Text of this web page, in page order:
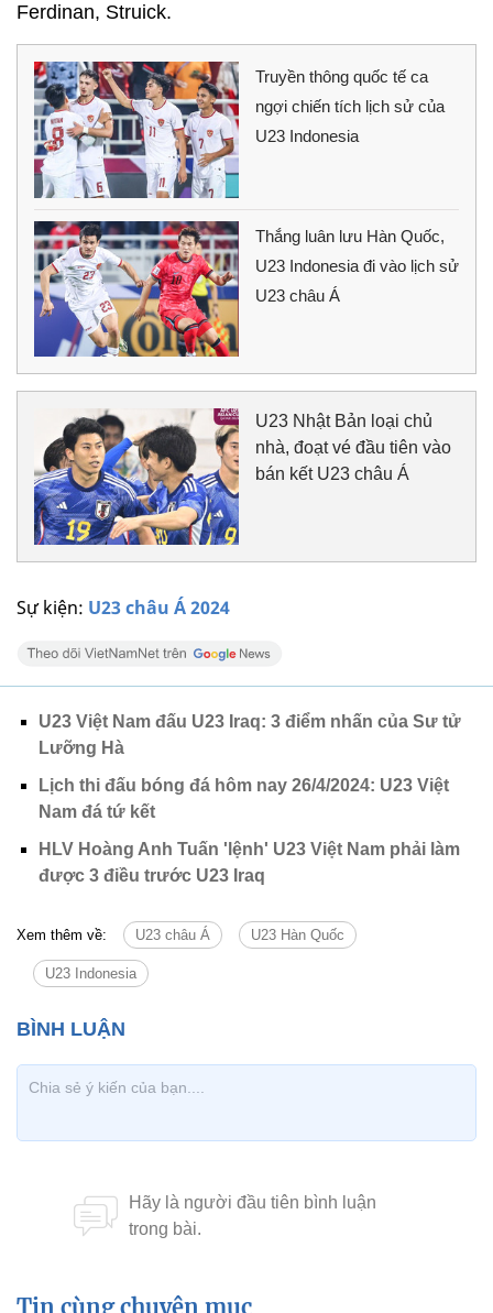
Sự kiện: U23 châu Á 2024
Ferdinan, Struick.
Truyền thông quốc tế ca
ngợi chiến tích lịch sử của
U23 Indonesia
Thắng luân lưu Hàn Quốc,
U23 Indonesia đi vào lịch sử
U23 châu Á
U23 Nhật Bản loại chủ
nhà, đoạt vé đầu tiên vào
bán kết U23 châu Á
U23 Việt Nam đấu U23 Iraq: 3 điểm nhấn của Sư tử
Lưỡng Hà
Lịch thi đấu bóng đá hôm nay 26/4/2024: U23 Việt
Nam đá tứ kết
HLV Hoàng Anh Tuấn 'lệnh' U23 Việt Nam phải làm
được 3 điều trước U23 Iraq
Xem thêm về: U23 châu Á U23 Hàn Quốc
U23 Indonesia
Tin cùng chuyên mục